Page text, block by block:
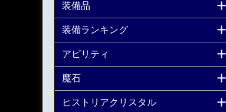
装備品
装備ランキング
アビリティ
魔石
ヒストリアクリスタル